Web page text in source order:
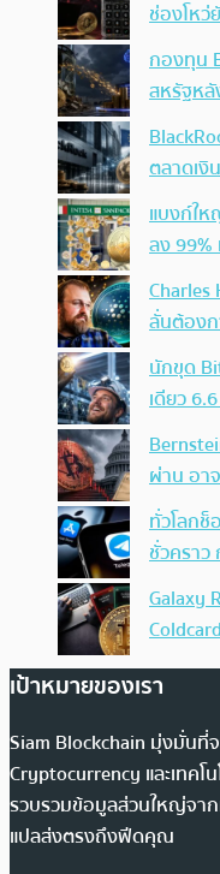
ช่องโหว่
กองทุน
สหรัฐหลั
ตลาดเงิ
แบงก์ใ
ลง 99%
ลั่นต้อง
นักขุด
เดียว
ผ่าน อา
ทั่วโลกช็
ชั่วคราว
Galaxy
เป้าหมายของเรา
Siam Blockchain มุ่งมั่นที่
Cryptocurrency และเทคโ
รวบรวมข้อมูลส่วนใหญ่จาก
แปลส่งตรงถึงฟีดคุณ